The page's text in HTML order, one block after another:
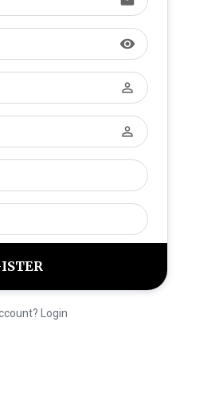
visibility
perm_identity
perm_identity
Login